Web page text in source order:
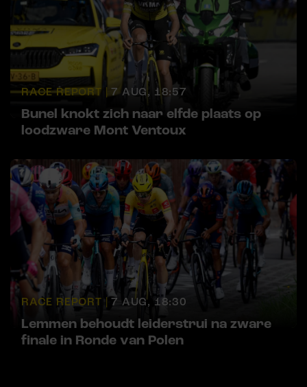
RACE REPORT | 7 AUG, 18:57
Bunel knokt zich naar elfde plaats op
loodzware Mont Ventoux
RACE REPORT | 7 AUG, 18:30
Lemmen behoudt leiderstrui na zware
finale in Ronde van Polen